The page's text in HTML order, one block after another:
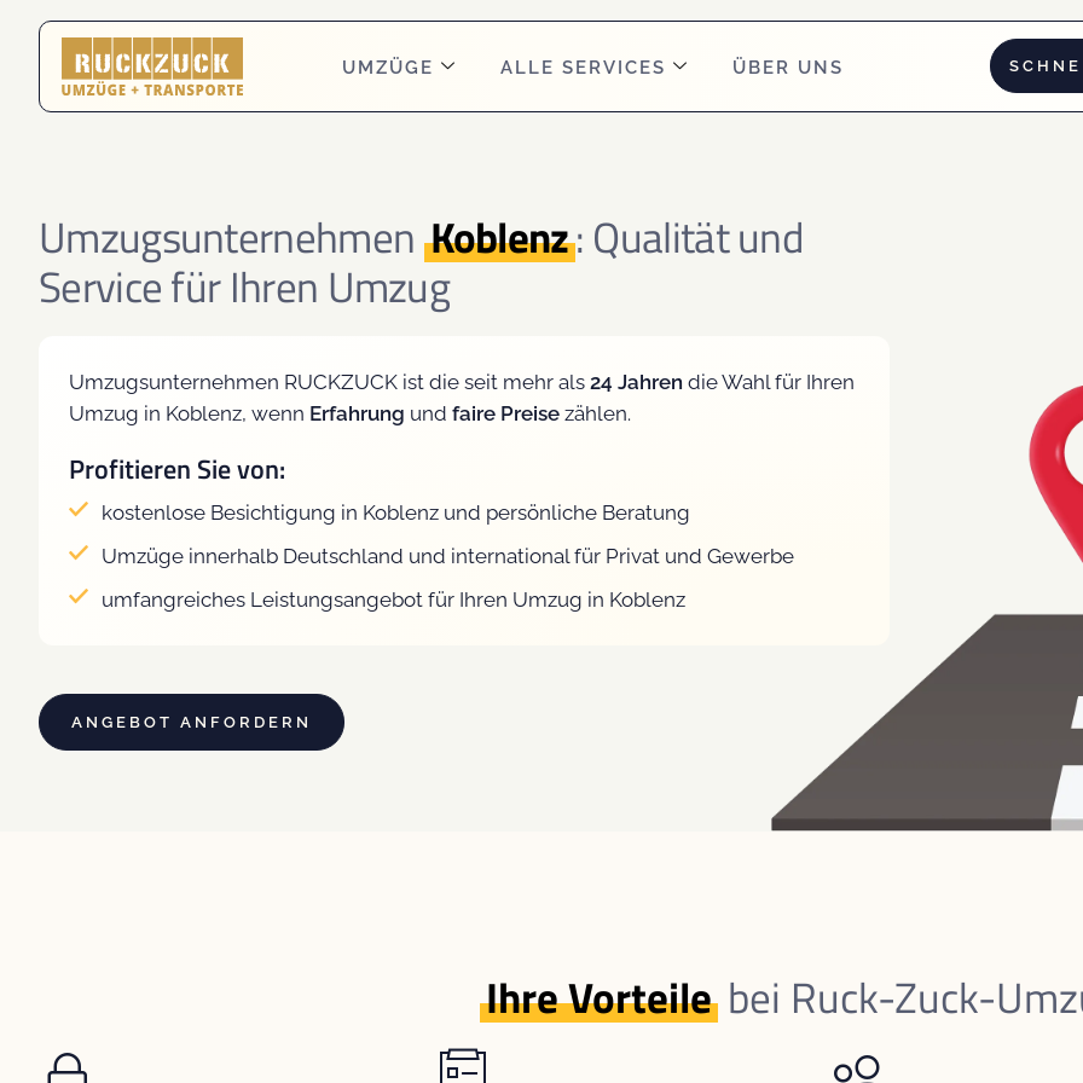
UMZÜGE ALLE SERVICES ÜBER UNS
Umzugsunternehmen Koblenz: Qualität und
Service für Ihren Umzug
Umzugsunternehmen RUCKZUCK ist die seit mehr als 24 Jahren die Wahl für Ihren
Umzug in Koblenz, wenn Erfahrung und faire Preise zählen.
Profitieren Sie von:
kostenlose Besichtigung in Koblenz und persönliche Beratung
Umzüge innerhalb Deutschland und international für Privat und Gewerbe
umfangreiches Leistungsangebot für Ihren Umzug in Koblenz
ANGEBOT ANFORDERN
Ihre Vorteile bei Ruck-Zuck-